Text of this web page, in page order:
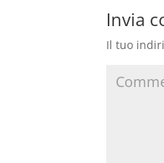
Invia
Il tuo